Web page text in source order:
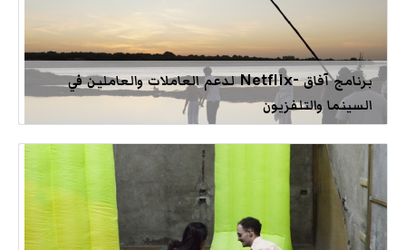
برنامج آفاق -Netflix لدعم العاملات والعاملين في
السينما والتلفزيون